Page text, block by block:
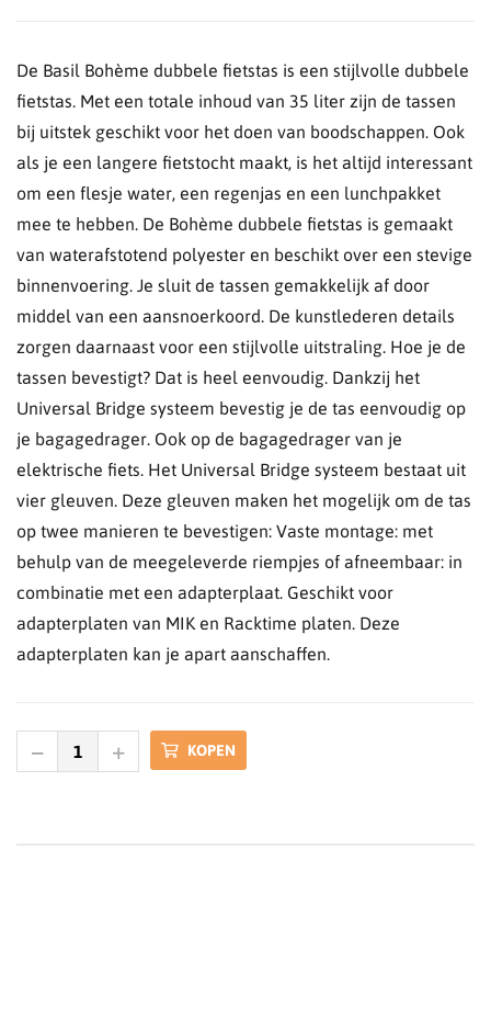
De Basil Bohème dubbele fietstas is een stijlvolle dubbele
fietstas. Met een totale inhoud van 35 liter zijn de tassen
bij uitstek geschikt voor het doen van boodschappen. Ook
als je een langere fietstocht maakt, is het altijd interessant
om een flesje water, een regenjas en een lunchpakket
mee te hebben. De Bohème dubbele fietstas is gemaakt
van waterafstotend polyester en beschikt over een stevige
binnenvoering. Je sluit de tassen gemakkelijk af door
middel van een aansnoerkoord. De kunstlederen details
zorgen daarnaast voor een stijlvolle uitstraling. Hoe je de
tassen bevestigt? Dat is heel eenvoudig. Dankzij het
Universal Bridge systeem bevestig je de tas eenvoudig op
je bagagedrager. Ook op de bagagedrager van je
elektrische fiets. Het Universal Bridge systeem bestaat uit
vier gleuven. Deze gleuven maken het mogelijk om de tas
op twee manieren te bevestigen: Vaste montage: met
behulp van de meegeleverde riempjes of afneembaar: in
combinatie met een adapterplaat. Geschikt voor
adapterplaten van MIK en Racktime platen. Deze
adapterplaten kan je apart aanschaffen.
KOPEN